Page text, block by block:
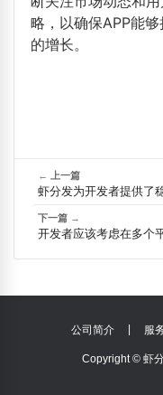
略，以确保APP能
的增长。
← 上一篇
虾分发为开发者提供了
下一篇 →
开发者应该考虑在多个
公司简介 服
Copyright © 虾